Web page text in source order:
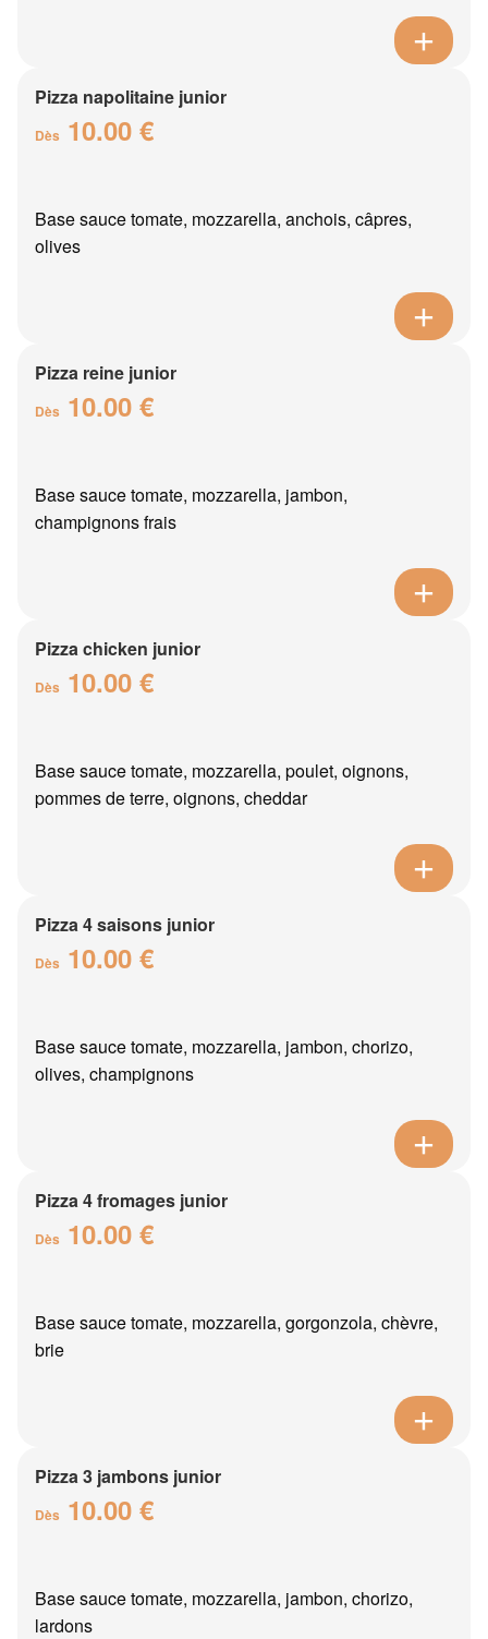
Pizza napolitaine junior
Dès 10.00 €
Base sauce tomate, mozzarella, anchois, câpres,
olives
Pizza reine junior
Dès 10.00 €
Base sauce tomate, mozzarella, jambon,
champignons frais
Pizza chicken junior
Dès 10.00 €
Base sauce tomate, mozzarella, poulet, oignons,
pommes de terre, oignons, cheddar
Pizza 4 saisons junior
Dès 10.00 €
Base sauce tomate, mozzarella, jambon, chorizo,
olives, champignons
Pizza 4 fromages junior
Dès 10.00 €
Base sauce tomate, mozzarella, gorgonzola, chèvre,
brie
Pizza 3 jambons junior
Dès 10.00 €
Base sauce tomate, mozzarella, jambon, chorizo,
lardons